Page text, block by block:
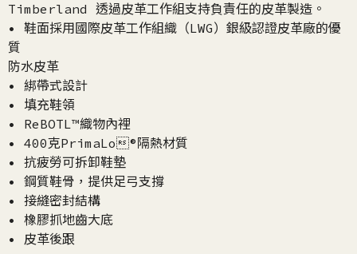
Timberland 透過皮革工作組支持負責任的皮革製造。
• 鞋面採用國際皮革工作組織（LWG）銀級認證皮革廠的優
質
防水皮革
• 綁帶式設計
• 填充鞋領
• ReBOTL™織物內裡
• 400克PrimaLo®隔熱材質
• 抗疲勞可拆卸鞋墊
• 鋼質鞋骨，提供足弓支撐
• 接縫密封結構
• 橡膠抓地齒大底
• 皮革後跟